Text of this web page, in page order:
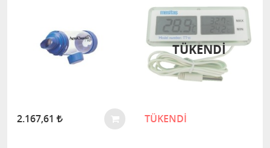
2.167,61 TÜKENDİ
TÜKENDİ